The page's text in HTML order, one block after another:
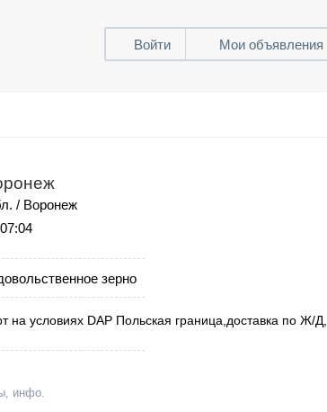
Войти Мои объявления
/ Воронеж
зерно
на условиях DAP Польская граница,доставка по Ж/Д,
инфо.